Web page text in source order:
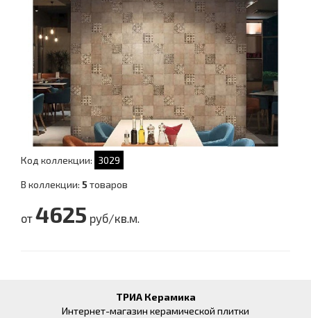
Код коллекции: 3029
В коллекции: 5товаров
от 4625 руб/кв.м.
ТРИА Керамика
Интернет-магазин керамической плитки